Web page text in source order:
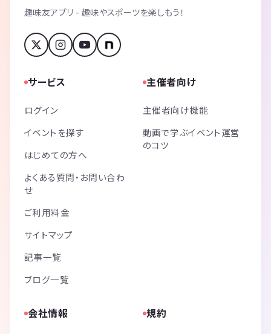
趣味友アプリ - 趣味やスポーツを楽しもう！
サービス
ログイン
イベントを探す
はじめての方へ
よくある質問・お問い合わ
せ
ご利用料金
サイトマップ
記事一覧
ブログ一覧
主催者向け
主催者向け機能
動画で学ぶイベント運営
のコツ
会社情報 規約